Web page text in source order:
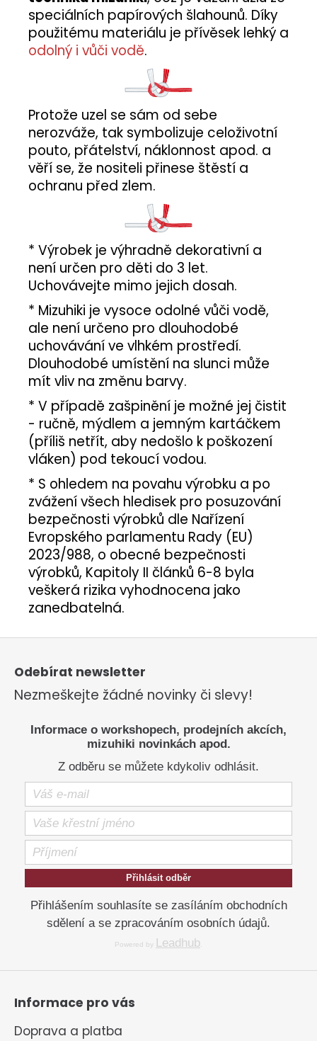
speciálních papírových šlahounů. Díky
použitému materiálu je přívěsek lehký a
odolný i vůči vodě.
Protože uzel se sám od sebe
nerozváže, tak symbolizuje celoživotní
pouto, přátelství, náklonnost apod. a
věří se, že nositeli přinese štěstí a
ochranu před zlem.
* Výrobek je výhradně dekorativní a
není určen pro děti do 3 let.
Uchovávejte mimo jejich dosah.
* Mizuhiki je vysoce odolné vůči vodě,
ale není určeno pro dlouhodobé
uchovávání ve vlhkém prostředí.
Dlouhodobé umístění na slunci může
mít vliv na změnu barvy.
* V případě zašpinění je možné jej čistit
- ručně, mýdlem a jemným kartáčkem
(příliš netřít, aby nedošlo k poškození
vláken) pod tekoucí vodou.
* S ohledem na povahu výrobku a po
zvážení všech hledisek pro posuzování
bezpečnosti výrobků dle Nařízení
Evropského parlamentu Rady (EU)
2023/988, o obecné bezpečnosti
výrobků, Kapitoly II článků 6-8 byla
veškerá rizika vyhodnocena jako
zanedbatelná.
Z
Odebírat newsletter
Nezmeškejte žádné novinky či slevy!
Informace o workshopech, prodejních akcích,
mizuhiki novinkách apod.
Z odběru se můžete kdykoliv odhlásit.
Přihlásit odběr
Přihlášením souhlasíte se zasíláním obchodních
sdělení a se zpracováním osobních údajů.
Powered by Leadhub
Informace pro vás
Doprava a platba